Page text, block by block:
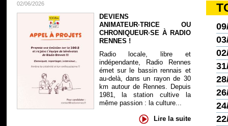
02/06/2026
DEVIENS
ANIMATEUR·TRICE OU
CHRONIQUEUR·SE À RADIO
RENNES !
Radio locale, libre et
indépendante, Radio Rennes
émet sur le bassin rennais et
au-delà, dans un rayon de 30
km autour de Rennes. Depuis
1981, la station cultive la
même passion : la culture...
Lire la suite